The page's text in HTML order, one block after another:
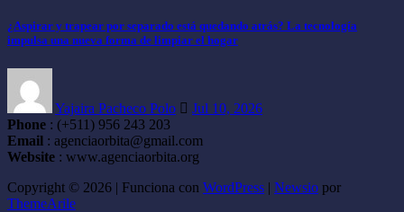
¿Aspirar y trapear por separado está quedando atrás? La tecnología
impulsa una nueva forma de limpiar el hogar
Yajaira Pacheco Polo
Jul 10, 2026
Phone : (+511) 956 243 203
Email : agenciaorbita@gmail.com
Website : www.agenciaorbita.org
Copyright © 2026 | Funciona con WordPress | Newsio por
ThemeArile